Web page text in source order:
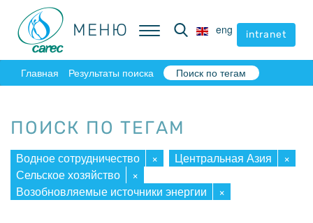
МЕНЮ eng intranet
МЕНЮ eng intranet
Главная Результаты поиска Поиск по тегам
ПОИСК ПО ТЕГАМ
Водное сотрудничество × Центральная Азия
×
Сельское хозяйство
×
Возобновляемые источники энергии
×